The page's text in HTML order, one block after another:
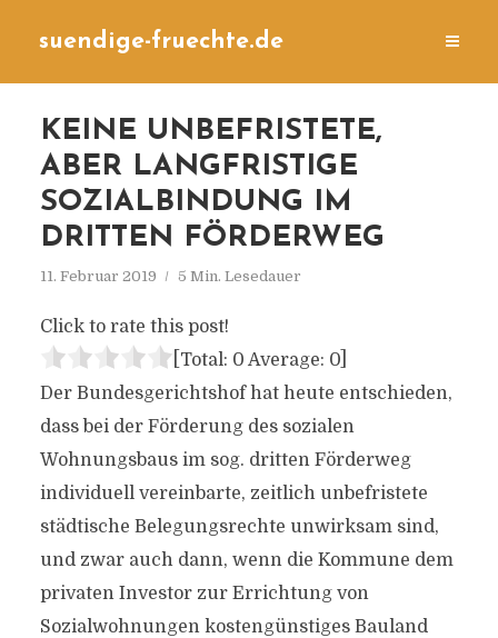
suendige-fruechte.de
KEINE UNBEFRISTETE,
ABER LANGFRISTIGE
SOZIALBINDUNG IM
DRITTEN FÖRDERWEG
11. Februar 2019 5 Min. Lesedauer
Click to rate this post!
[Total: 0 Average: 0]
Der Bundesgerichtshof hat heute entschieden,
dass bei der Förderung des sozialen
Wohnungsbaus im sog. dritten Förderweg
individuell vereinbarte, zeitlich unbefristete
städtische Belegungsrechte unwirksam sind,
und zwar auch dann, wenn die Kommune dem
privaten Investor zur Errichtung von
Sozialwohnungen kostengünstiges Bauland